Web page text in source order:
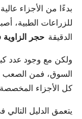
بدءًا من الأجزاء
للزراعات الطبية،
الدقيقة حجر الزاوية
السوق، فمن الصعب
كل الأجزاء
يتعمق الدليل